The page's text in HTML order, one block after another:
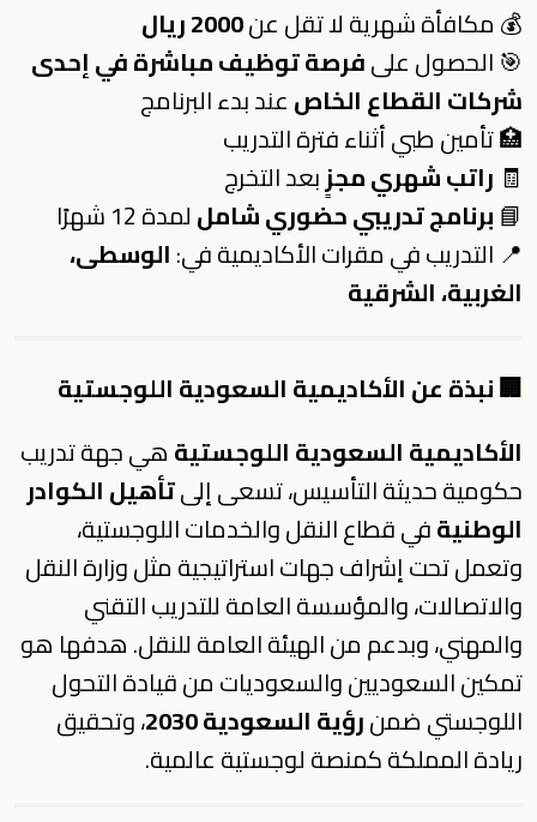
💰 مكافأة شهرية لا تقل عن2000 ريال
🎯 الحصول علىفرصة توظيف مباشرة في إحدى
شركات القطاع الخاصعند بدء البرنامج
🏥 تأمين طبي أثناء فترة التدريب
🧾 راتب شهري مجزٍبعد التخرج
📘برنامج تدريبي حضوري شامللمدة 12 شهرًا
📍 التدريب في مقرات الأكاديمية في:الوسطى،
الغربية، الشرقية
🏢 نبذة عن الأكاديمية السعودية اللوجستية
الأكاديمية السعودية اللوجستيةهي جهة تدريب
حكومية حديثة التأسيس، تسعى إلىتأهيل الكوادر
الوطنيةفي قطاع النقل والخدمات اللوجستية،
وتعمل تحت إشراف جهات استراتيجية مثل وزارة النقل
والاتصالات، والمؤسسة العامة للتدريب التقني
والمهني، وبدعم من الهيئة العامة للنقل. هدفها هو
تمكين السعوديين والسعوديات من قيادة التحول
اللوجستي ضمنرؤية السعودية 2030
، وتحقيق
ريادة المملكة كمنصة لوجستية عالمية.